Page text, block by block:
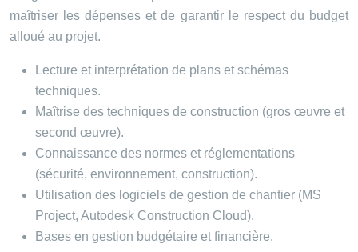
maîtriser les dépenses et de garantir le respect du budget
alloué au projet.
Lecture et interprétation de plans et schémas
techniques.
Maîtrise des techniques de construction (gros œuvre et
second œuvre).
Connaissance des normes et réglementations
(sécurité, environnement, construction).
Utilisation des logiciels de gestion de chantier (MS
Project, Autodesk Construction Cloud).
Bases en gestion budgétaire et financière.